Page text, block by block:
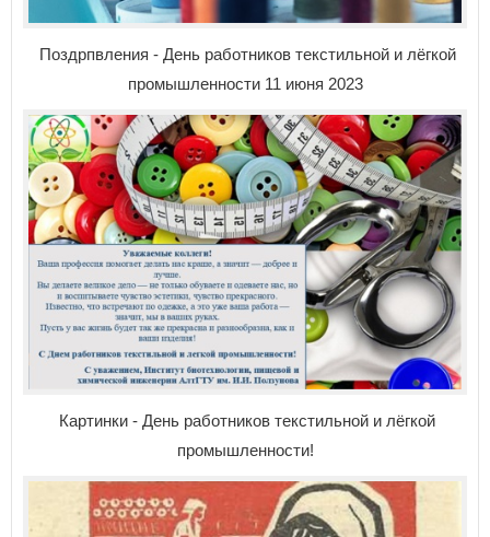
Поздрпвления - День работников текстильной и лёгкой
промышленности 11 июня 2023
Картинки - День работников текстильной и лёгкой
промышленности!